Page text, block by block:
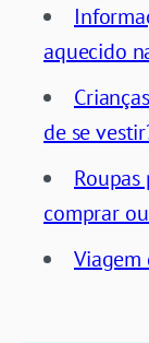
aquecido
de se
comprar
Viagem